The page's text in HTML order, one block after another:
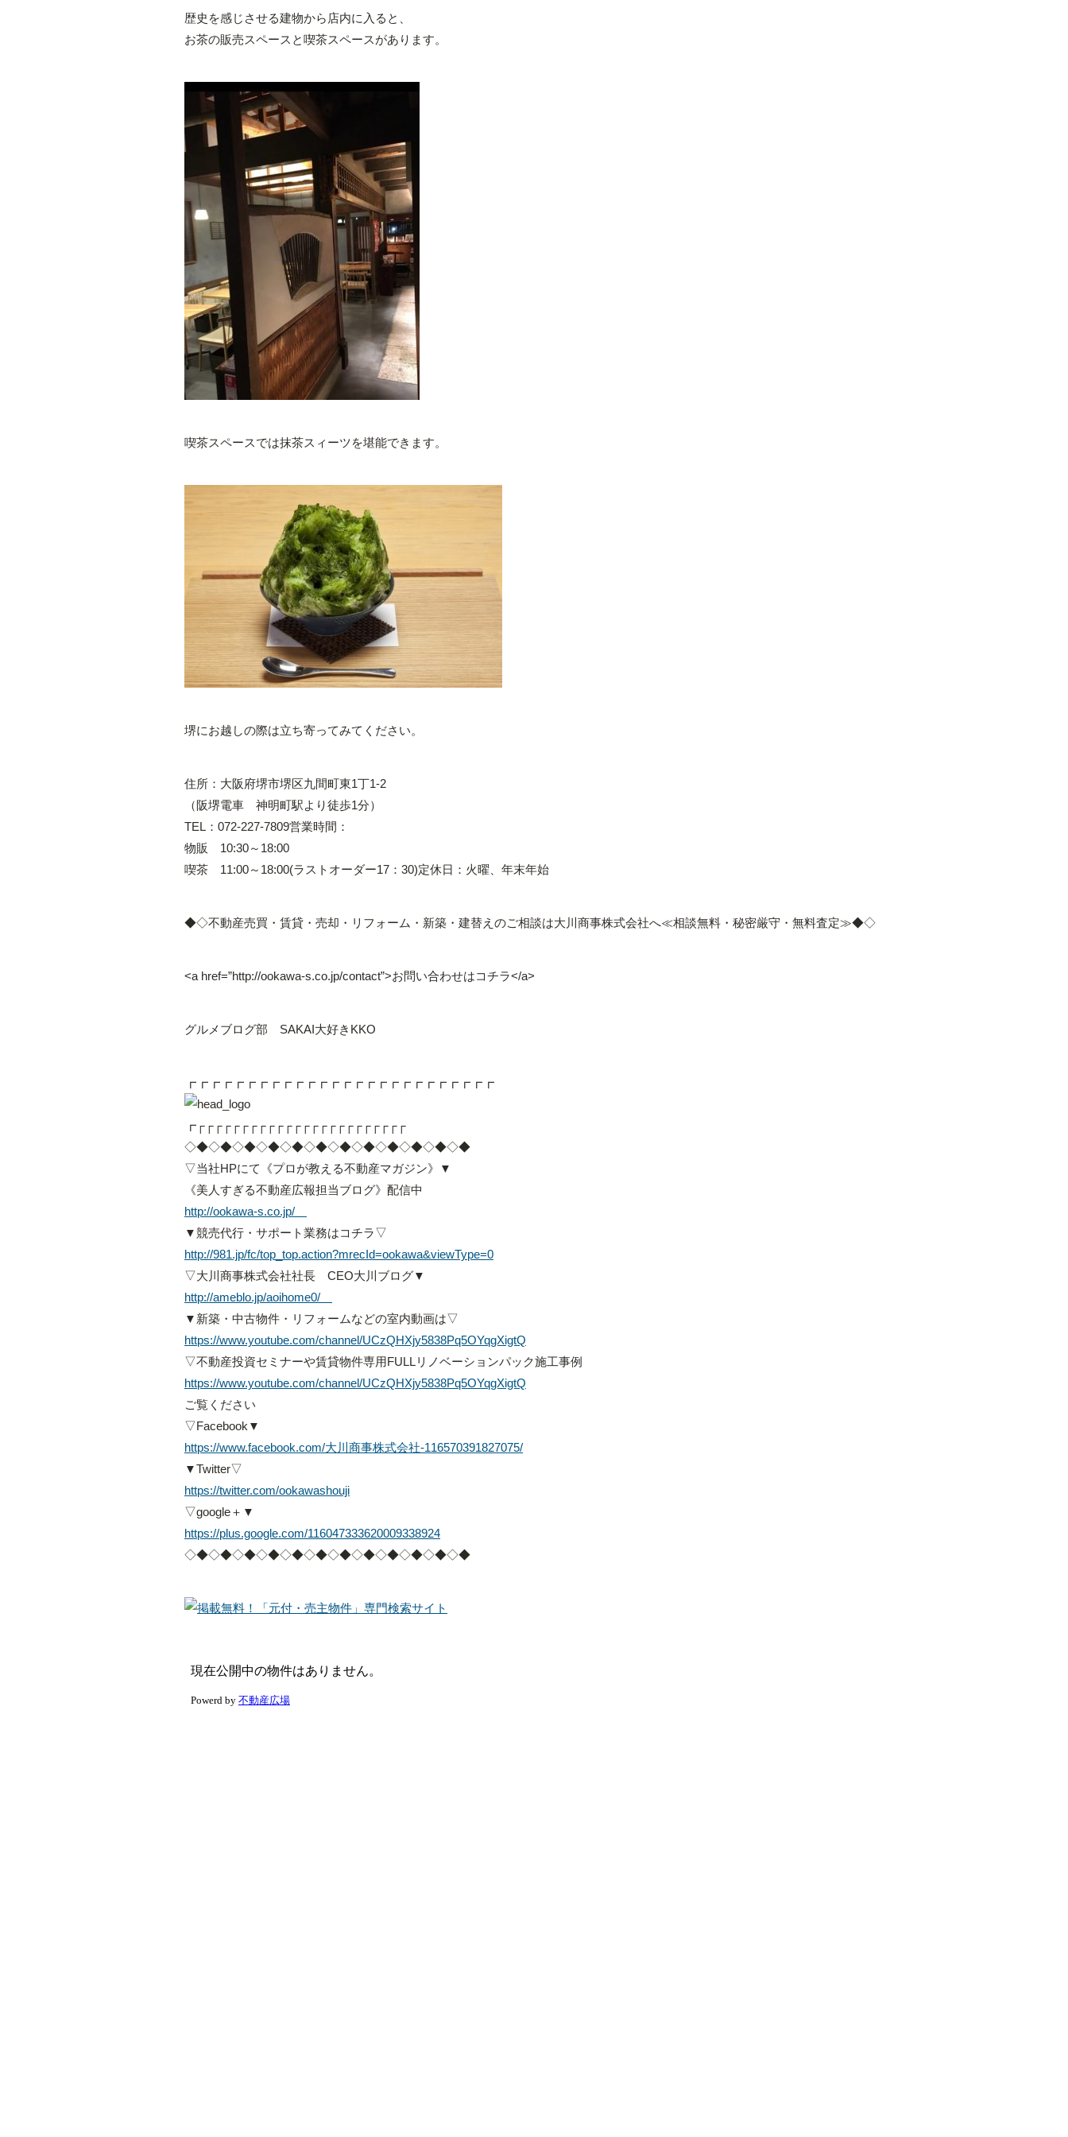
歴史を感じさせる建物から店内に入ると、
お茶の販売スペースと喫茶スペースがあります。
喫茶スペースでは抹茶スィーツを堪能できます。
堺にお越しの際は立ち寄ってみてください。
住所：大阪府堺市堺区九間町東1丁1-2
（阪堺電車 神明町駅より徒歩1分）
TEL：072-227-7809営業時間：
物販 10:30～18:00
喫茶 11:00～18:00(ラストオーダー17：30)定休日：火曜、年末年始
◆◇不動産売買・賃貸・売却・リフォーム・新築・建替えのご相談は大川商事株式会社へ≪相談無料・秘密厳守・無料査定≫◆◇
<a href=”http://ookawa-s.co.jp/contact”>お問い合わせはコチラ</a>
グルメブログ部 SAKAI大好きKKO
┏┏┏┏┏┏┏┏┏┏┏┏┏┏┏┏┏┏┏┏┏┏┏┏┏┏
┏┌┌┌┌┌┌┌┌┌┌┌┌┌┌┌┌┌┌┌┌┌┌┌┌
◇◆◇◆◇◆◇◆◇◆◇◆◇◆◇◆◇◆◇◆◇◆◇◆
▽当社HPにて《プロが教える不動産マガジン》▼
《美人すぎる不動産広報担当ブログ》配信中
http://ookawa-s.co.jp/
▼競売代行・サポート業務はコチラ▽
http://981.jp/fc/top_top.action?mrecId=ookawa&viewType=0
▽大川商事株式会社社長 CEO大川ブログ▼
http://ameblo.jp/aoihome0/
▼新築・中古物件・リフォームなどの室内動画は▽
https://www.youtube.com/channel/UCzQHXjy5838Pq5OYqgXigtQ
▽不動産投資セミナーや賃貸物件専用FULLリノベーションパック施工事例
https://www.youtube.com/channel/UCzQHXjy5838Pq5OYqgXigtQ
ご覧ください
▽Facebook▼
https://www.facebook.com/大川商事株式会社-116570391827075/
▼Twitter▽
https://twitter.com/ookawashouji
▽google＋▼
https://plus.google.com/116047333620009338924
◇◆◇◆◇◆◇◆◇◆◇◆◇◆◇◆◇◆◇◆◇◆◇◆